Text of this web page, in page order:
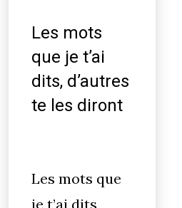
Les mots
que je t’ai
dits, d’autres
te les diront
Les mots que
je t’ai dits,